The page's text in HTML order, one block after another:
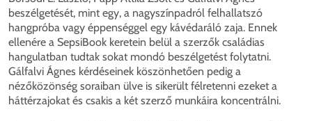
beszélgetését, mint egy, a nagyszínpadról felhallatszó
hangpróba vagy éppenséggel egy kávédaráló zaja. Ennek
ellenére a SepsiBook keretein belül a szerzők családias
hangulatban tudtak sokat mondó beszélgetést folytatni.
Gálfalvi Ágnes kérdéseinek köszönhetően pedig a
nézőközönség soraiban ülve is sikerült félretenni ezeket a
háttérzajokat és csakis a két szerző munkáira koncentrálni.